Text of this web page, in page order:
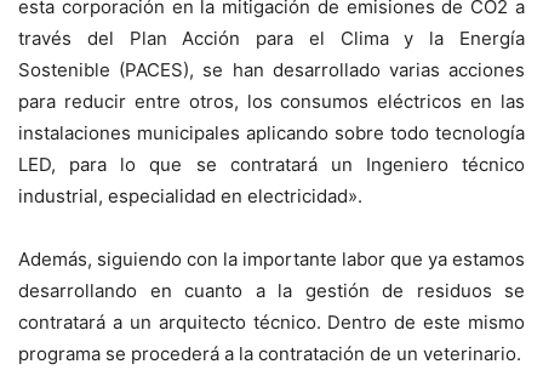
esta corporación en la mitigación de emisiones de CO2 a
través del Plan Acción para el Clima y la Energía
Sostenible (PACES), se han desarrollado varias acciones
para reducir entre otros, los consumos eléctricos en las
instalaciones municipales aplicando sobre todo tecnología
LED, para lo que se contratará un Ingeniero técnico
industrial, especialidad en electricidad».
Además, siguiendo con la importante labor que ya estamos
desarrollando en cuanto a la gestión de residuos se
contratará a un arquitecto técnico. Dentro de este mismo
programa se procederá a la contratación de un veterinario.